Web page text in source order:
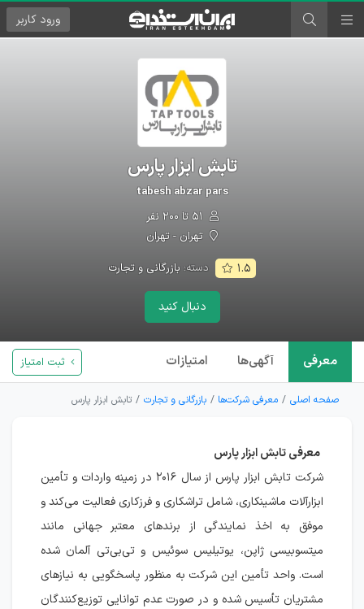
ورود کاربر
تابش ابزار پارس
tabesh abzar pars
تهران - تهران
۱.۵ دسته: بازرگانی و تجارت
دنبال کنید
معرفی آگهی‌ها امتیازات ثبت امتیاز
صفحه اصلی معرفی شرکت‌ها بازرگانی و تجارت تابش ابزار پارس
معرفی تابش ابزار پارس
شرکت تابش ابزار پارس از سال ۲۰۱۶ در زمینه واردات و تأمین
ابزارآلات ماشینکاری، شامل تراشکاری و فرزکاری فعالیت می‌کند و
موفق به اخذ نمایندگی از برندهای معتبر جهانی مانند
میتسوبیسی ژاپن، یوتیلیس سوئیس و تی‌بی‌تی آلمان شده
است. واحد تأمین این شرکت به منظور پاسخگویی به نیازهای
مشتریان تأسیس شده و در صورت عدم توانایی توزیع‌کنندگان